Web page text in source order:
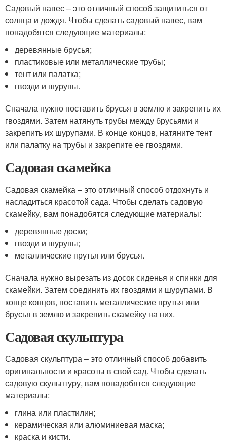
Садовый навес – это отличный способ защититься от
солнца и дождя. Чтобы сделать садовый навес, вам
понадобятся следующие материалы:
деревянные брусья;
пластиковые или металлические трубы;
тент или палатка;
гвозди и шурупы.
Сначала нужно поставить брусья в землю и закрепить их
гвоздями. Затем натянуть трубы между брусьями и
закрепить их шурупами. В конце концов, натяните тент
или палатку на трубы и закрепите ее гвоздями.
Садовая скамейка
Садовая скамейка – это отличный способ отдохнуть и
насладиться красотой сада. Чтобы сделать садовую
скамейку, вам понадобятся следующие материалы:
деревянные доски;
гвозди и шурупы;
металлические прутья или брусья.
Сначала нужно вырезать из досок сиденья и спинки для
скамейки. Затем соединить их гвоздями и шурупами. В
конце концов, поставить металлические прутья или
брусья в землю и закрепить скамейку на них.
Садовая скульптура
Садовая скульптура – это отличный способ добавить
оригинальности и красоты в свой сад. Чтобы сделать
садовую скульптуру, вам понадобятся следующие
материалы:
глина или пластилин;
керамическая или алюминиевая маска;
краска и кисти.